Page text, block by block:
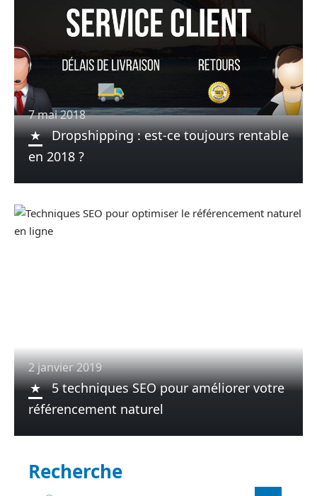
7 mai 2018
Dropshipping : est-ce toujours rentable
en 2018 ?
2 janvier 2019
5 techniques SEO pour améliorer votre
référencement naturel
Recherche